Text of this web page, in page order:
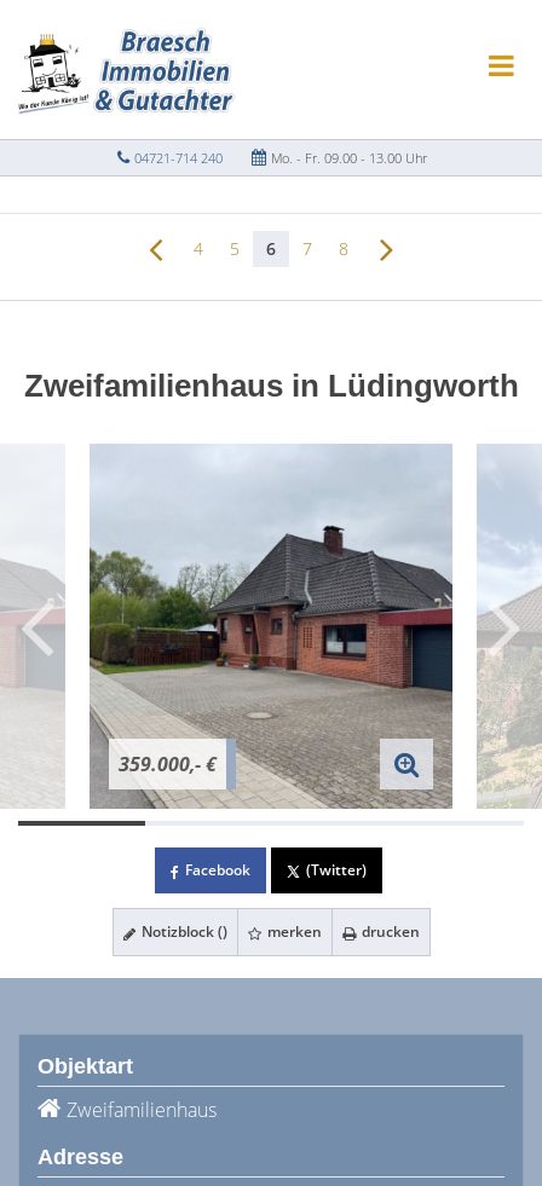
04721-714 240 Mo. - Fr. 09.00 - 13.00 Uhr
4 5 6 7 8
Zweifamilienhaus in Lüdingworth
359.000,- €
Facebook (Twitter)
Notizblock () merken drucken
Objektart
Zweifamilienhaus
Adresse